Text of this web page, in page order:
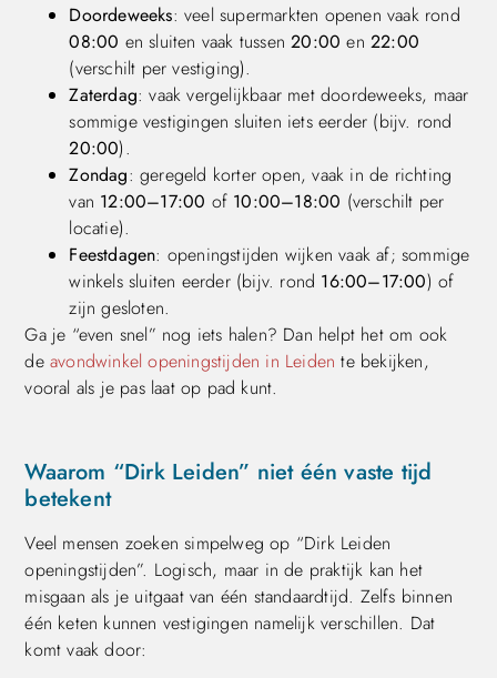
Doordeweeks: veel supermarkten openen vaak rond
08:00 en sluiten vaak tussen20:00 en22:00
(verschilt per vestiging).
Zaterdag: vaak vergelijkbaar met doordeweeks, maar
sommige vestigingen sluiten iets eerder (bijv. rond
20:00).
Zondag: geregeld korter open, vaak in de richting
van 12:00–17:00 of 10:00–18:00 (verschilt per
locatie).
Feestdagen: openingstijden wijken vaak af; sommige
winkels sluiten eerder (bijv. rond 16:00–17:00) of
zijn gesloten.
Ga je “even snel” nog iets halen? Dan helpt het om ook
de avondwinkel openingstijden in Leiden te bekijken,
vooral als je pas laat op pad kunt.
Waarom “Dirk Leiden” niet één vaste tijd
betekent
Veel mensen zoeken simpelweg op “Dirk Leiden
openingstijden”. Logisch, maar in de praktijk kan het
misgaan als je uitgaat van één standaardtijd. Zelfs binnen
één keten kunnen vestigingen namelijk verschillen. Dat
komt vaak door: